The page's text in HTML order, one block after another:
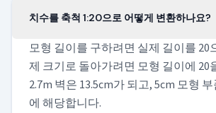
치수를 축척 1:20으로 어떻게 변환하나요?
모형 길이를 구하려면 실제 길이를 20
제 크기로 돌아가려면 모형 길이에 20
2.7m 벽은 13.5cm가 되고, 5cm 모형
에 해당합니다.